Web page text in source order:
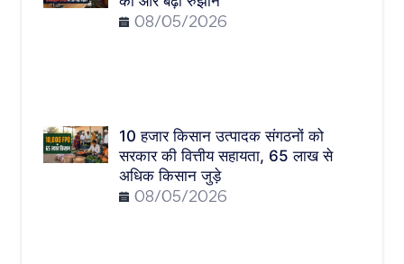
08/05/2026
10 हजार किसान उत्पादक संगठनों को
सरकार की वित्तीय सहायता, 65 लाख से
अधिक किसान जुड़े
08/05/2026